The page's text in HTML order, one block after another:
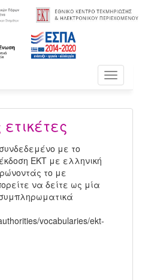
Toggle
με το
ΕΚΤ με ελληνική
το με
να δείτε ως μία
vocabularies/ekt-